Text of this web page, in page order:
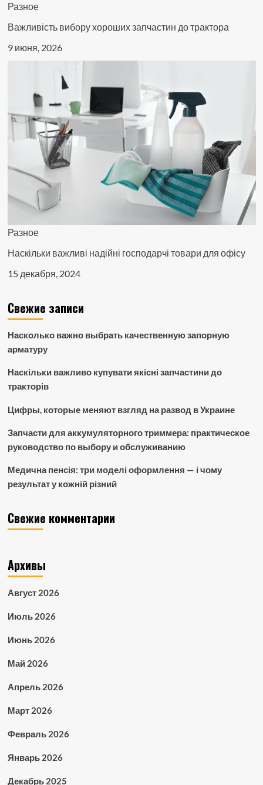
Разное
Важливість вибору хороших запчастин до трактора
9 июня, 2026
Разное
Наскільки важливі надійні господарчі товари для офісу
15 декабря, 2024
Свежие записи
Насколько важно выбрать качественную запорную
арматуру
Наскільки важливо купувати якісні запчастини до
тракторів
Цифры, которые меняют взгляд на развод в Украине
Запчасти для аккумуляторного триммера: практическое
руководство по выбору и обслуживанию
Медична пенсія: три моделі оформлення — і чому
результат у кожній різний
Свежие комментарии
Архивы
Август 2026
Июль 2026
Июнь 2026
Май 2026
Апрель 2026
Март 2026
Февраль 2026
Январь 2026
Декабрь 2025